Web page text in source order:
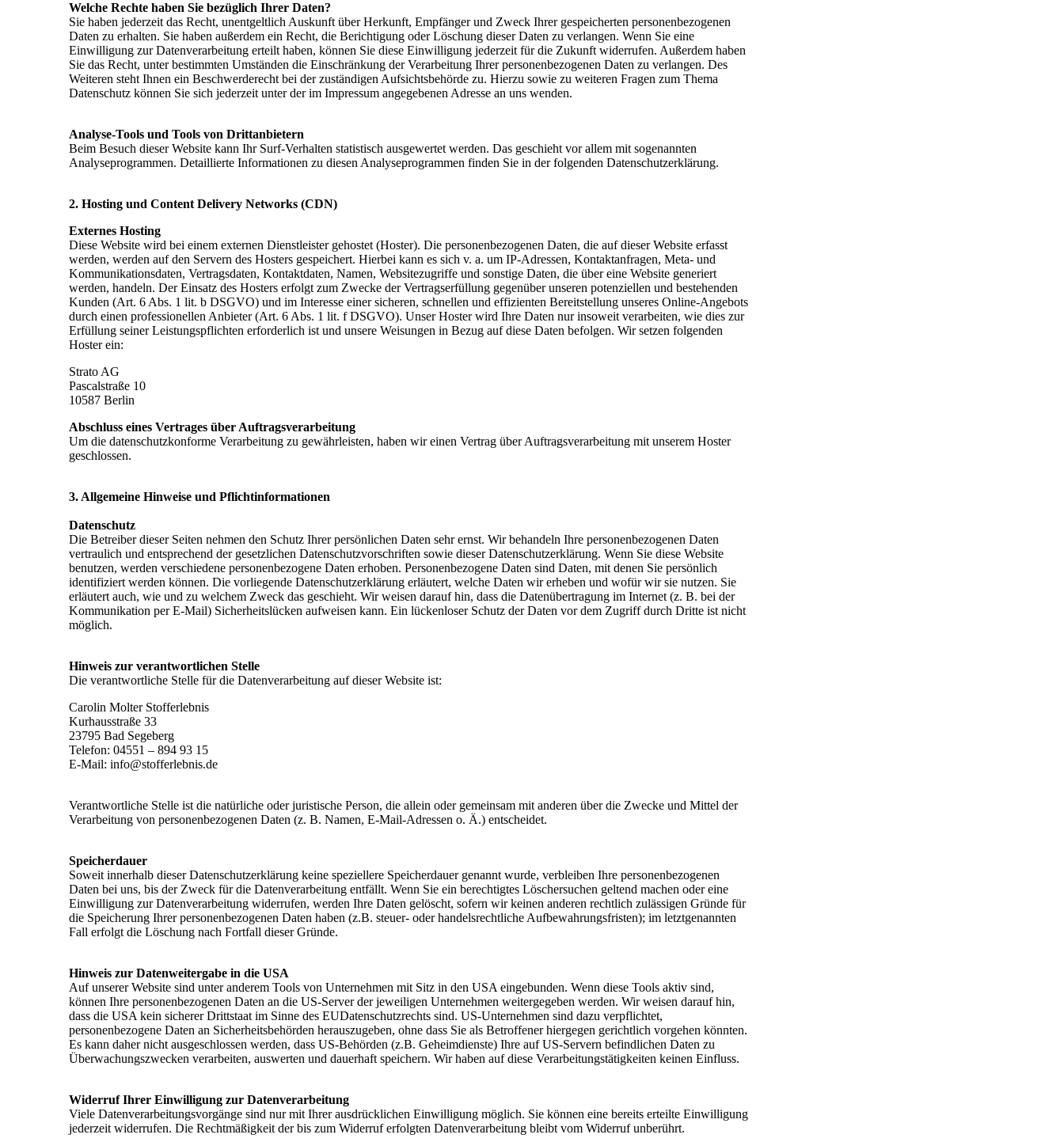
Welche Rechte haben Sie bezüglich Ihrer Daten?
Sie haben jederzeit das Recht, unentgeltlich Auskunft über Herkunft, Empfänger und Zweck Ihrer gespeicherten personenbezogenen
Daten zu erhalten. Sie haben außerdem ein Recht, die Berichtigung oder Löschung dieser Daten zu verlangen. Wenn Sie eine
Einwilligung zur Datenverarbeitung erteilt haben, können Sie diese Einwilligung jederzeit für die Zukunft widerrufen. Außerdem haben
Sie das Recht, unter bestimmten Umständen die Einschränkung der Verarbeitung Ihrer personenbezogenen Daten zu verlangen. Des
Weiteren steht Ihnen ein Beschwerderecht bei der zuständigen Aufsichtsbehörde zu. Hierzu sowie zu weiteren Fragen zum Thema
Datenschutz können Sie sich jederzeit unter der im Impressum angegebenen Adresse an uns wenden.
Analyse-Tools und Tools von Drittanbietern
Beim Besuch dieser Website kann Ihr Surf-Verhalten statistisch ausgewertet werden. Das geschieht vor allem mit sogenannten
Analyseprogrammen. Detaillierte Informationen zu diesen Analyseprogrammen finden Sie in der folgenden Datenschutzerklärung.
2. Hosting und Content Delivery Networks (CDN)
Externes Hosting
Diese Website wird bei einem externen Dienstleister gehostet (Hoster). Die personenbezogenen Daten, die auf dieser Website erfasst
werden, werden auf den Servern des Hosters gespeichert. Hierbei kann es sich v. a. um IP-Adressen, Kontaktanfragen, Meta- und
Kommunikationsdaten, Vertragsdaten, Kontaktdaten, Namen, Websitezugriffe und sonstige Daten, die über eine Website generiert
werden, handeln. Der Einsatz des Hosters erfolgt zum Zwecke der Vertragserfüllung gegenüber unseren potenziellen und bestehenden
Kunden (Art. 6 Abs. 1 lit. b DSGVO) und im Interesse einer sicheren, schnellen und effizienten Bereitstellung unseres Online-Angebots
durch einen professionellen Anbieter (Art. 6 Abs. 1 lit. f DSGVO). Unser Hoster wird Ihre Daten nur insoweit verarbeiten, wie dies zur
Erfüllung seiner Leistungspflichten erforderlich ist und unsere Weisungen in Bezug auf diese Daten befolgen. Wir setzen folgenden
Hoster ein:
Strato AG
Pascalstraße 10
10587 Berlin
Abschluss eines Vertrages über Auftragsverarbeitung
Um die datenschutzkonforme Verarbeitung zu gewährleisten, haben wir einen Vertrag über Auftragsverarbeitung mit unserem Hoster
geschlossen.
3. Allgemeine Hinweise und Pflichtinformationen
Datenschutz
Die Betreiber dieser Seiten nehmen den Schutz Ihrer persönlichen Daten sehr ernst. Wir behandeln Ihre personenbezogenen Daten
vertraulich und entsprechend der gesetzlichen Datenschutzvorschriften sowie dieser Datenschutzerklärung. Wenn Sie diese Website
benutzen, werden verschiedene personenbezogene Daten erhoben. Personenbezogene Daten sind Daten, mit denen Sie persönlich
identifiziert werden können. Die vorliegende Datenschutzerklärung erläutert, welche Daten wir erheben und wofür wir sie nutzen. Sie
erläutert auch, wie und zu welchem Zweck das geschieht. Wir weisen darauf hin, dass die Datenübertragung im Internet (z. B. bei der
Kommunikation per E-Mail) Sicherheitslücken aufweisen kann. Ein lückenloser Schutz der Daten vor dem Zugriff durch Dritte ist nicht
möglich.
Hinweis zur verantwortlichen Stelle
Die verantwortliche Stelle für die Datenverarbeitung auf dieser Website ist:
Carolin Molter Stofferlebnis
Kurhausstraße 33
23795 Bad Segeberg
Telefon: 04551 – 894 93 15
E-Mail: info@stofferlebnis.de
Verantwortliche Stelle ist die natürliche oder juristische Person, die allein oder gemeinsam mit anderen über die Zwecke und Mittel der
Verarbeitung von personenbezogenen Daten (z. B. Namen, E-Mail-Adressen o. Ä.) entscheidet.
Speicherdauer
Soweit innerhalb dieser Datenschutzerklärung keine speziellere Speicherdauer genannt wurde, verbleiben Ihre personenbezogenen
Daten bei uns, bis der Zweck für die Datenverarbeitung entfällt. Wenn Sie ein berechtigtes Löschersuchen geltend machen oder eine
Einwilligung zur Datenverarbeitung widerrufen, werden Ihre Daten gelöscht, sofern wir keinen anderen rechtlich zulässigen Gründe für
die Speicherung Ihrer personenbezogenen Daten haben (z.B. steuer- oder handelsrechtliche Aufbewahrungsfristen); im letztgenannten
Fall erfolgt die Löschung nach Fortfall dieser Gründe.
Hinweis zur Datenweitergabe in die USA
Auf unserer Website sind unter anderem Tools von Unternehmen mit Sitz in den USA eingebunden. Wenn diese Tools aktiv sind,
können Ihre personenbezogenen Daten an die US-Server der jeweiligen Unternehmen weitergegeben werden. Wir weisen darauf hin,
dass die USA kein sicherer Drittstaat im Sinne des EUDatenschutzrechts sind. US-Unternehmen sind dazu verpflichtet,
personenbezogene Daten an Sicherheitsbehörden herauszugeben, ohne dass Sie als Betroffener hiergegen gerichtlich vorgehen könnten.
Es kann daher nicht ausgeschlossen werden, dass US-Behörden (z.B. Geheimdienste) Ihre auf US-Servern befindlichen Daten zu
Überwachungszwecken verarbeiten, auswerten und dauerhaft speichern. Wir haben auf diese Verarbeitungstätigkeiten keinen Einfluss.
Widerruf Ihrer Einwilligung zur Datenverarbeitung
Viele Datenverarbeitungsvorgänge sind nur mit Ihrer ausdrücklichen Einwilligung möglich. Sie können eine bereits erteilte Einwilligung
jederzeit widerrufen. Die Rechtmäßigkeit der bis zum Widerruf erfolgten Datenverarbeitung bleibt vom Widerruf unberührt.